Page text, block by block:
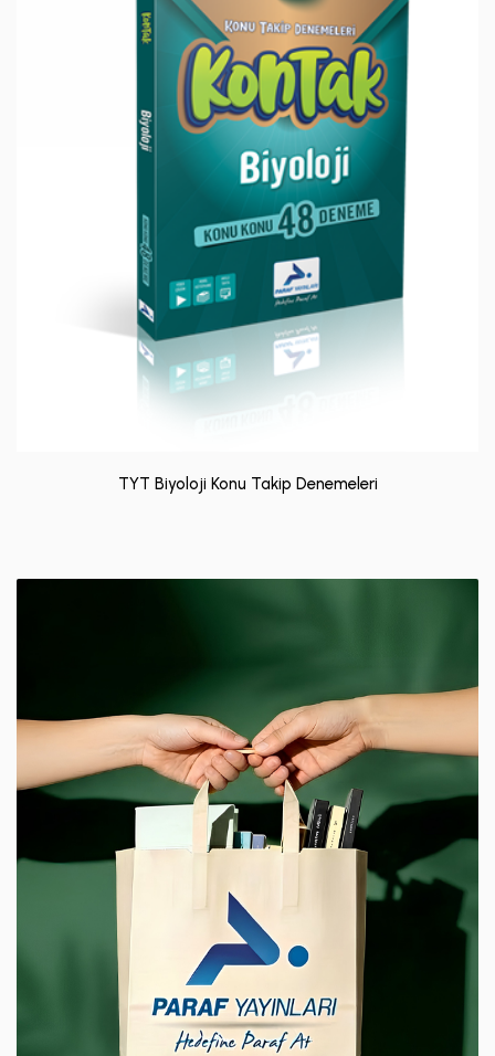
TYT Biyoloji Konu Takip Denemeleri